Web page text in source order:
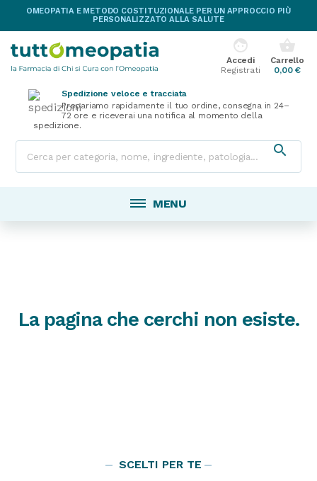
OMEOPATIA E METODO COSTITUZIONALE PER UN APPROCCIO PIÙ
PERSONALIZZATO ALLA SALUTE
shopping_basket
Carrello
0,00 €
face
Accedi
Registrati
Spedizione veloce e tracciata
Prepariamo rapidamente il tuo ordine, consegna in 24–
72 ore e riceverai una notifica al momento della
spedizione.

MENU
La pagina che cerchi non esiste.
SCELTI PER TE